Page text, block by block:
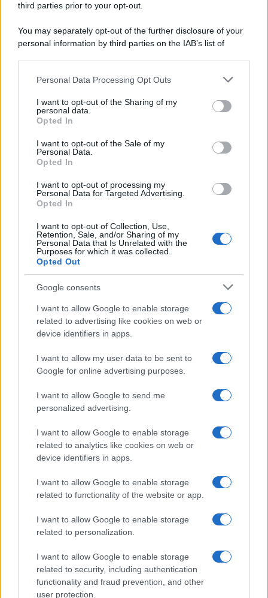
third parties prior to your opt-out.
You may separately opt-out of the further disclosure of your
personal information by third parties on the IAB’s list of
This information may also be disclosed by us to third parties
disclose it to other third parties.
Please note that this website/app uses one or more Google
services and may gather and store information including but
not limited to your visit or usage behaviour. You may click to
grant or deny consent to Google and its third-party tags to
consent section.
Personal Data Processing Opt Outs
I want to opt-out of the Sharing of my
personal data.
Opted In
I want to opt-out of the Sale of my
Personal Data.
Opted In
I want to opt-out of processing my
Personal Data for Targeted Advertising.
Opted In
I want to opt-out of Collection, Use,
Retention, Sale, and/or Sharing of my
Personal Data that Is Unrelated with the
Purposes for which it was collected.
Opted Out
Google consents
I want to allow Google to enable storage
related to advertising like cookies on web or
device identifiers in apps.
I want to allow my user data to be sent to
Google for online advertising purposes.
I want to allow Google to send me
personalized advertising.
I want to allow Google to enable storage
related to analytics like cookies on web or
device identifiers in apps.
I want to allow Google to enable storage
related to functionality of the website or app.
I want to allow Google to enable storage
related to personalization.
I want to allow Google to enable storage
related to security, including authentication
functionality and fraud prevention, and other
user protection.
Il piccolo gioiello del Garda che
conquista con un lago davvero
speciale
Il cammino italiano che tutti possono
fare in un giorno conquista sempre più
viaggiatori
Il 12 agosto il cielo cambierà volto:
l’eclissi che mancava dal 1999 sarà
CHI
SIAMO
PARTNERSHIP E
ACCREDITAMENTI
© 2026 - VOLOSCONTATO CONSIGLI E DIARI DI VIAGGIO - P.IVA
04827280654 – TESTATA REGISTRATA AL TRIBUNALE DI NOCERA
35792 – ISCRITTA ALL’ANSO (ASSOCIAZIONE NAZIONALE STAMPA
ONLINE)
PRIVACY E NOTIFICHE
MAPPA DEL SITO